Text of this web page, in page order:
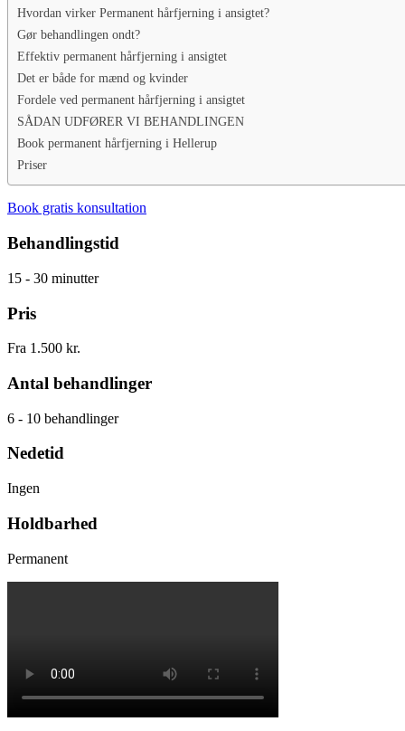
Hvordan virker Permanent hårfjerning i ansigtet?
Gør behandlingen ondt?
Effektiv permanent hårfjerning i ansigtet
Det er både for mænd og kvinder
Fordele ved permanent hårfjerning i ansigtet
SÅDAN UDFØRER VI BEHANDLINGEN
Book permanent hårfjerning i Hellerup
Priser
Book gratis konsultation
Behandlingstid
15 - 30 minutter
Pris
Fra 1.500 kr.
Antal behandlinger
6 - 10 behandlinger
Nedetid
Ingen
Holdbarhed
Permanent